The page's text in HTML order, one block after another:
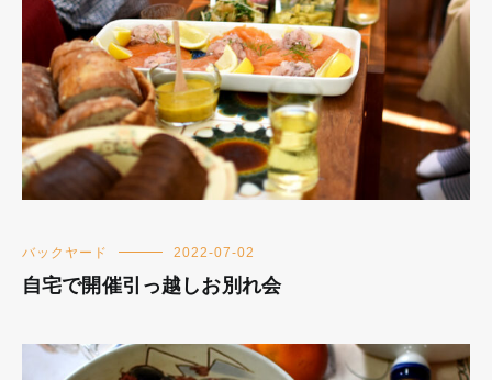
バックヤード 2022-07-02
自宅で開催引っ越しお別れ会